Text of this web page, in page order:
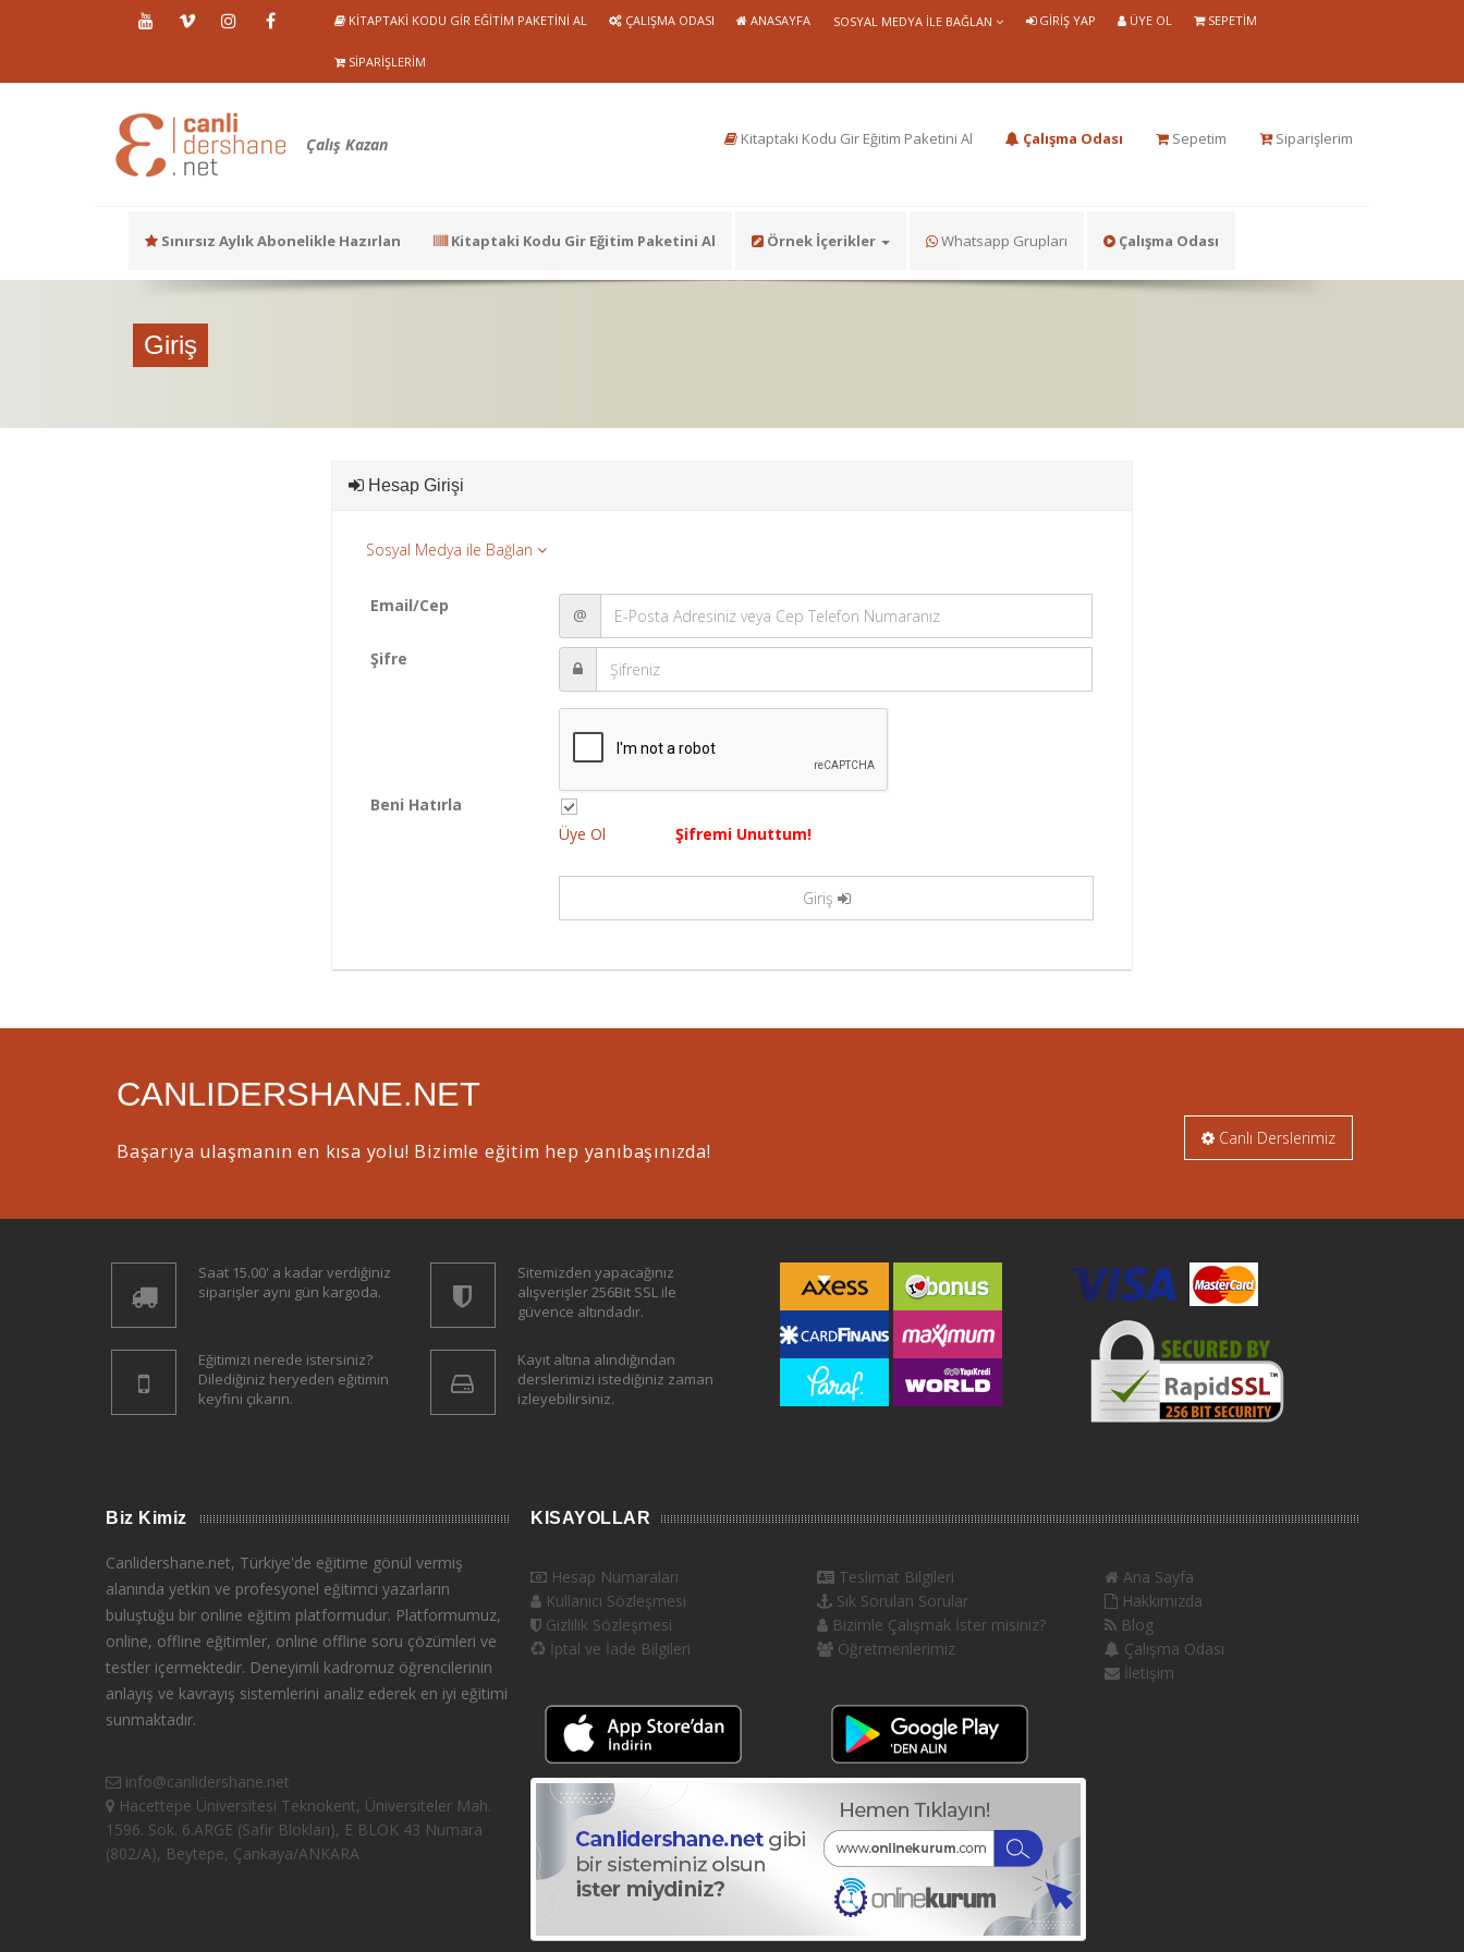
KITAPTAKI KODU GIR EĞITIM PAKETINI AL ÇALIŞMA ODASI ANASAYFA SOSYAL MEDYA ILE BAĞLAN GIRIŞ YAP ÜYE OL SEPETIM
SIPARIŞLERIM
Çalış Kazan Kitaptaki Kodu Gir Eğitim Paketini Al Çalışma Odası Sepetim Siparişlerim
Sınırsız Aylık Abonelikle Hazırlan Kitaptaki Kodu Gir Eğitim Paketini Al Örnek İçerikler Whatsapp Grupları Çalışma Odası
Giriş
Hesap Girişi
Sosyal Medya ile Bağlan
Email/Cep @
Şifre
Beni Hatırla
Üye Ol
Şifremi Unuttum!
Giriş
CANLIDERSHANE.NET
Başarıya ulaşmanın en kısa yolu! Bizimle eğitim hep yanıbaşınızda!
Canlı Derslerimiz
Saat 15.00' a kadar verdiğiniz
siparişler aynı gün kargoda.
Sitemizden yapacağınız
alışverişler 256Bit SSL ile
güvence altındadır.
Eğitimizi nerede istersiniz?
Dilediğiniz heryeden eğitimin
keyfini çıkarın.
Kayıt altına alındığından
derslerimizi istediğiniz zaman
izleyebilirsiniz.
Biz Kimiz
Canlidershane.net, Türkiye'de eğitime gönül vermiş
alanında yetkin ve profesyonel eğitimci yazarların
buluştuğu bir online eğitim platformudur. Platformumuz,
online, offline eğitimler, online offline soru çözümleri ve
testler içermektedir. Deneyimli kadromuz öğrencilerinin
anlayış ve kavrayış sistemlerini analiz ederek en iyi eğitimi
sunmaktadır.
info@canlidershane.net
Hacettepe Üniversitesi Teknokent, Üniversiteler Mah.
1596. Sok. 6.ARGE (Safir Blokları), E BLOK 43 Numara
(802/A), Beytepe, Çankaya/ANKARA
KISAYOLLAR
Hesap Numaraları
Kullanıcı Sözleşmesi
Gizlilik Sözleşmesi
İptal ve İade Bilgileri
Teslimat Bilgileri
Sık Sorulan Sorular
Bizimle Çalışmak İster misiniz?
Öğretmenlerimiz
Ana Sayfa
Hakkımızda
Blog
Çalışma Odası
İletişim